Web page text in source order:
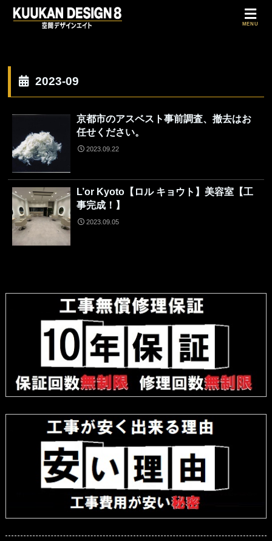
2023-09
京都市のアスベスト事前調査、撤去はお
任せください。
2023.09.22
L’or Kyoto【ロル キョウト】美容室【工
事完成！】
2023.09.05
MENU